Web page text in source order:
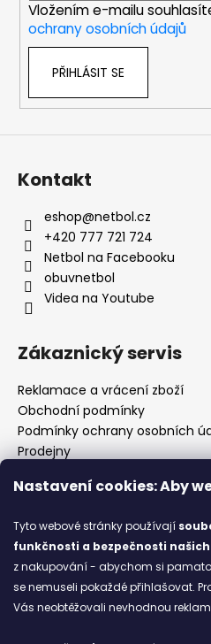
Nastavení cookies: Aby
Tyto webové stránky používají
funkčnosti a bezpečnosti
z nakupování - abychom si
se nemuseli pokaždé přihlašovat.
Vás neobtěžovali nevhodnou
Vložením e-mailu
ochrany osobních údajů
PŘIHLÁSIT SE
Kontakt
eshop@netbol.cz
+420 777 721 724
Netbol na Facebooku
obuvnetbol
Videa na Youtube
Zákaznický servis
Reklamace a vrácení zboží
Obchodní podmínky
Podmínky ochrany osobních
Prodejny
Značky
Blog
Ze starých bot